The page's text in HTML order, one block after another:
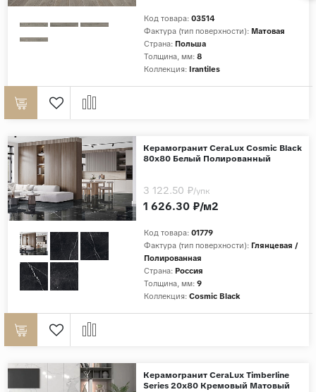
Код товара: 03514
Фактура (тип поверхности): Матовая
Страна: Польша
Толщина, мм: 8
Коллекция: Irantiles
Керамогранит CeraLux Cosmic Black
80x80 Белый Полированный
Код товара: 01779
Фактура (тип поверхности): Глянцевая /
Полированная
Страна: Россия
Толщина, мм: 9
Коллекция: Cosmic Black
1 626.30 ₽/м2
3 122.50 ₽/упк
Керамогранит CeraLux Timberline
Series 20x80 Кремовый Матовый